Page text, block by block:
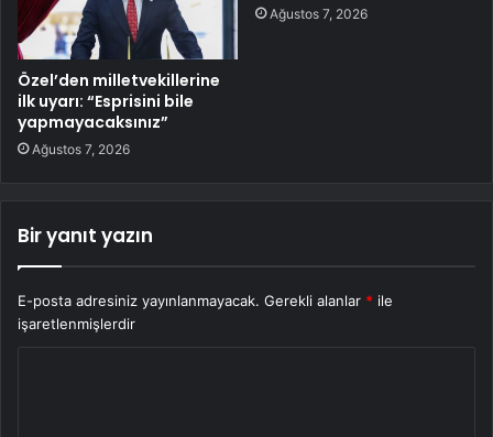
Özel’den milletvekillerine
ilk uyarı: “Esprisini bile
yapmayacaksınız”
Ağustos 7, 2026
Ağustos 7, 2026
Bir yanıt yazın
E-posta adresiniz yayınlanmayacak. Gerekli alanlar * ile
işaretlenmişlerdir